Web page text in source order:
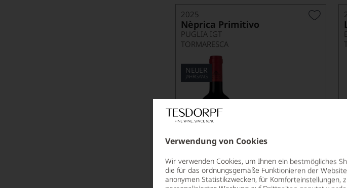
Verwendung von Cookies
Wir verwenden Cookies, um Ihnen ein bestmögliches
die für das ordnungsgemäße Funktionieren der
anonymen Statistikzwecken, für
2025
Nèprica Primitivo
PUGLIA IGT
TORMARESCA
NEUER
JAHRGANG